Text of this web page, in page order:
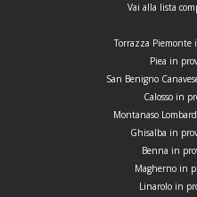
Vai alla lista
Torrazza Piemonte
Piea in
San Benigno
Calosso in
Montanaso
Ghisalba in
Benna in
Magherno in
Linarolo in